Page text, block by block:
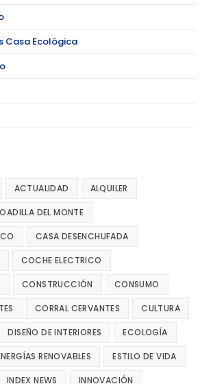
Casa Ecológica
ACTUALIDAD ALQUILER
DEL MONTE
CASA DESENCHUFADA
COCHE ELECTRICO
CONSTRUCCIÓN CONSUMO
CORRAL CERVANTES CULTURA
DISEÑO DE INTERIORES ECOLOGÍA
RENOVABLES ESTILO DE VIDA
INDEX NEWS INNOVACIÓN